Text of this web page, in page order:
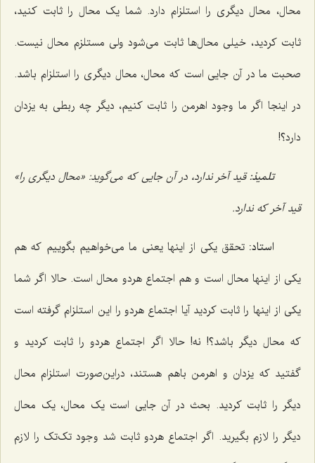
محال، محال دیگرى را استلزام دارد. شما یک محال را ثابت کنید،
ثابت کردید، خیلى محال‌ها ثابت مى‌شود ولى مستلزم محال نیست.
صحبت ما در آن جایى است که محال، محال دیگرى را استلزام باشد.
در اینجا اگر ما وجود اهرمن را ثابت کنیم، دیگر چه ربطى به یزدان
دارد؟!
تلمیذ:قید آخر ندارد، در آن جایى که مى‌گوید: «محال دیگرى را»
قید آخر که ندارد.
استاد: تحقق یکى از اینها یعنى ما مى‌خواهیم بگوییم که هم
یکى از اینها محال است و هم اجتماع هردو محال است. حالا اگر شما
یکى از اینها را ثابت کردید آیا اجتماع هردو را این استلزام گرفته است
که محال دیگر باشد؟! نه! حالا اگر اجتماع هردو را ثابت کردید و
گفتید که یزدان و اهرمن باهم هستند، دراین‌صورت استلزام محال
دیگر را ثابت کردید. بحث در آن جایى است یک محال، یک محال
دیگر را لازم بگیرید. اگر اجتماع هردو ثابت شد وجود تک‌تک را لازم